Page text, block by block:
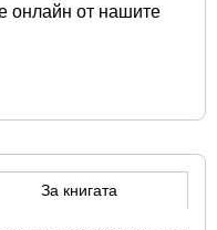
онлайн от нашите
За книгата